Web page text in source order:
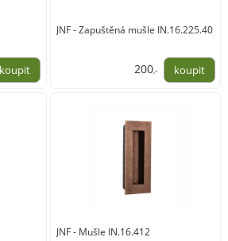
JNF - Zapuštěná mušle IN.16.225.40
200,-
JNF - Mušle IN.16.412